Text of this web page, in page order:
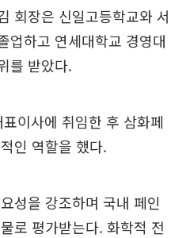
회장은 신일고등학교와 서
업하고 연세대학교 경영대
를 받았다.
이사에 취임한 후 삼화페
인 역할을 했다.
성을 강조하며 국내 페인
로 평가받는다. 화학적 전